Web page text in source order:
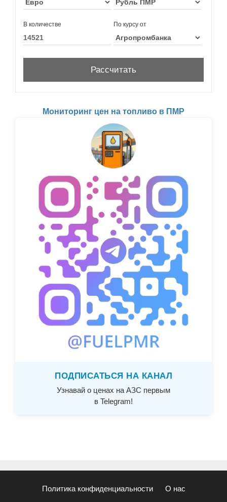
В количестве По курсу от
Мониторинг цен на топливо в ПМР
ПОДПИСАТЬСЯ НА КАНАЛ
Узнавай о ценах на АЗС первым
в Telegram!
Политика конфиденциальности О нас